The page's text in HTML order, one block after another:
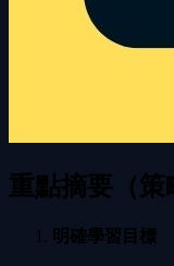
重點摘要（策
明確學習目標